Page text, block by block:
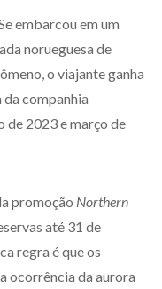
embarcou em um
norueguesa de
o viajante ganha
da companhia
de 2023 e março de
promoção Northern
até 31 de
regra é que os
ocorrência da aurora